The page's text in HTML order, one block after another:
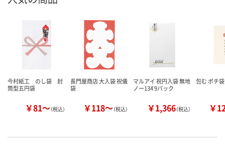
今村紙工 のし袋 封
筒型五円袋
￥81～（税込）
長門屋商店 大入袋 祝儀
袋
￥118～（税込）
マルアイ 祝円入袋 無地
ノー134 9パック
￥1,366（税込）
包む ポチ袋
￥